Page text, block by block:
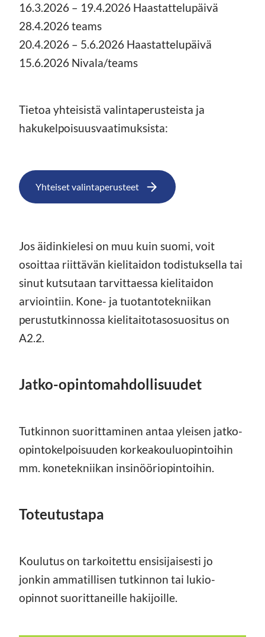
16.3.2026 – 19.4.2026 Haastattelupäivä
28.4.2026 teams
20.4.2026 – 5.6.2026 Haastattelupäivä
15.6.2026 Nivala/teams
Tietoa yhteisistä valintaperusteista ja
hakukelpoisuusvaatimuksista:
Yhteiset valintaperusteet
Jos äidinkielesi on muu kuin suomi, voit
osoittaa riittävän kielitaidon todistuksella tai
sinut kutsutaan tarvittaessa kielitaidon
arviointiin. Kone- ja tuotantotekniikan
perustutkinnossa kielitaitotasosuositus on
A2.2.
Jatko-opintomahdollisuudet
Tutkinnon suorittaminen antaa yleisen jatko-
opintokelpoisuuden korkeakouluopintoihin
mm. konetekniikan insinööriopintoihin.
Toteutustapa
Koulutus on tarkoitettu ensisijaisesti jo
jonkin ammatillisen tutkinnon tai lukio-
opinnot suorittaneille hakijoille.